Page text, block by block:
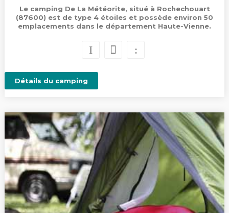
Le camping De La Météorite, situé à Rochechouart
(87600) est de type 4 étoiles et possède environ 50
emplacements dans le département Haute-Vienne.
Détails du camping